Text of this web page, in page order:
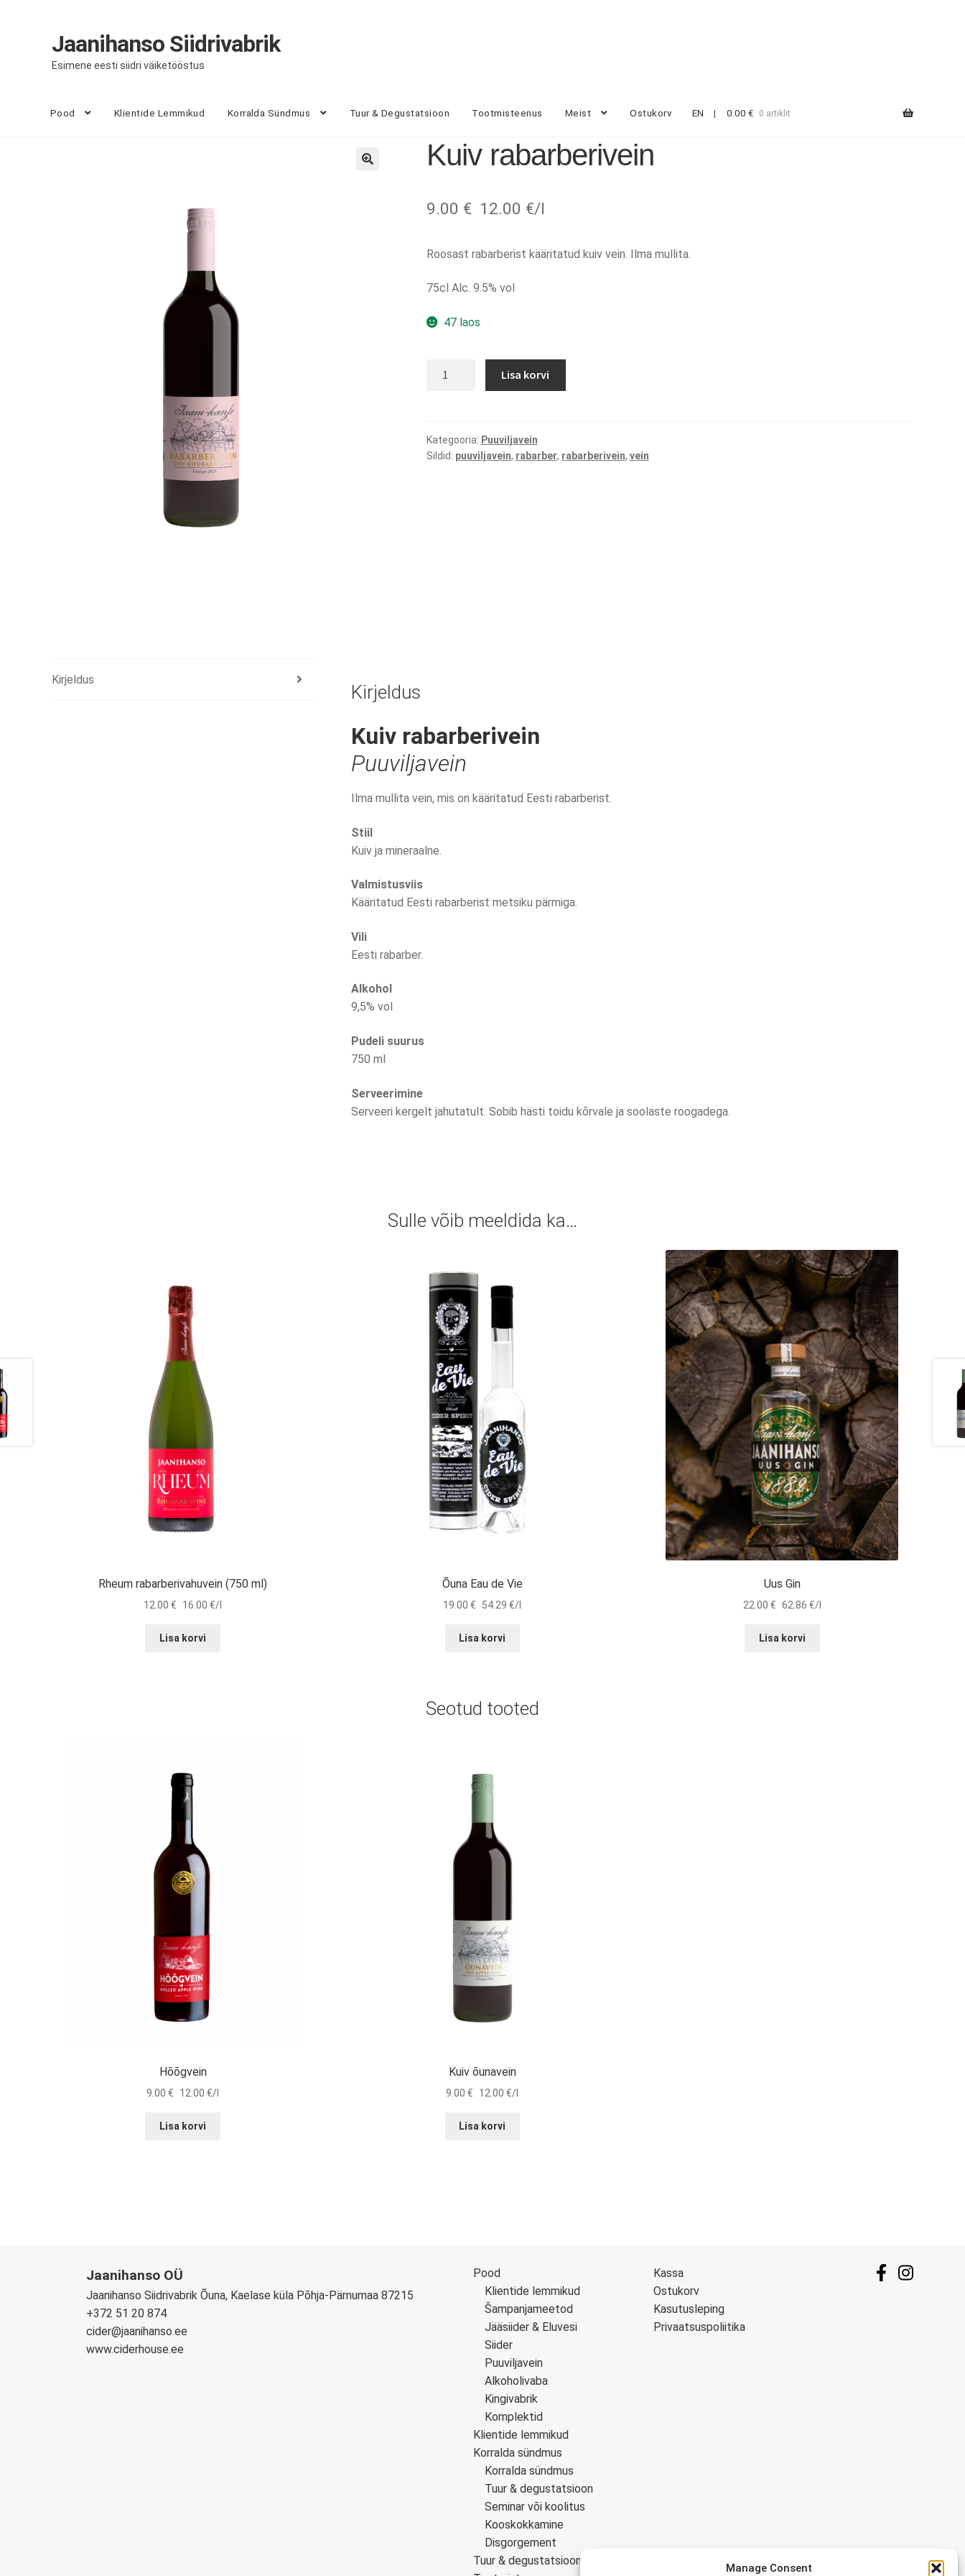
Manage Consent
Liigu
navigeerimisele
Liigu
sisu
Jaanihanso Siidrivabrik
Esimene eesti siidri väiketööstus
Pood Klientide Lemmikud Korralda Sündmus Tuur & Degustatsioon Tootmisteenus Meist Ostukorv EN 0.00 € 0 artiklit
Kuiv rabarberivein
9.00 € 12.00 €/l
Roosast rabarberist kääritatud kuiv vein. Ilma mullita.
75cl Alc. 9.5% vol
47 laos
Lisa korvi
Kategooria: Puuviljavein
Sildid: puuviljavein, rabarber, rabarberivein, vein
Kirjeldus
Kirjeldus
Kuiv rabarberivein
Puuviljavein
Ilma mullita vein, mis on kääritatud Eesti rabarberist.
Stiil
Kuiv ja mineraalne.
Valmistusviis
Kääritatud Eesti rabarberist metsiku pärmiga.
Vili
Eesti rabarber.
Alkohol
9,5% vol
Pudeli suurus
750 ml
Serveerimine
Serveeri kergelt jahutatult. Sobib hästi toidu kõrvale ja soolaste roogadega.
Sulle võib meeldida ka…
Rheum rabarberivahuvein (750 ml)
12.00€ 16.00 €/l
Lisa korvi
Õuna Eau de Vie
19.00€ 54.29 €/l
Lisa korvi
Uus Gin
22.00 € 62.86 €/l
Lisa korvi
Seotud tooted
Hõõgvein
9.00€ 12.00 €/l
Lisa korvi
Kuiv õunavein
9.00€ 12.00 €/l
Lisa korvi
Jaanihanso OÜ
Jaanihanso Siidrivabrik Õuna, Kaelase küla Põhja-Pärnumaa 87215
+372 51 20 874
cider@jaanihanso.ee
www.ciderhouse.ee
Pood
Klientide lemmikud
Šampanjameetod
Jääsiider & Eluvesi
Siider
Puuviljavein
Alkoholivaba
Kingivabrik
Komplektid
Klientide lemmikud
Korralda sündmus
Korralda sündmus
Tuur & degustatsioon
Seminar või koolitus
Kooskokkamine
Disgorgement
Tuur & degustatsioon
Kassa
Ostukorv
Kasutusleping
Privaatsuspoliitika